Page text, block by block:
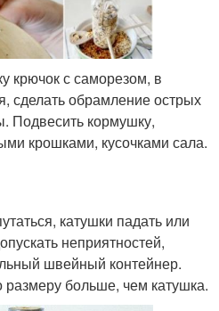
крючок с саморезом, в
сделать обрамление острых
Подвесить кормушку,
крошками, кусочками сала.
катушки падать или
неприятностей,
швейный контейнер.
размеру больше, чем катушка.